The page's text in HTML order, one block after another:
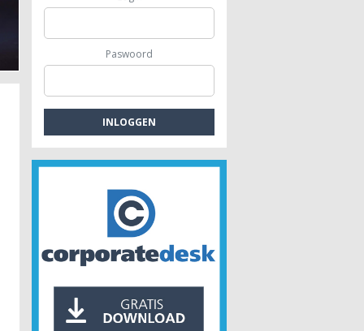
Herstructurering van vennootschappen
Paswoord